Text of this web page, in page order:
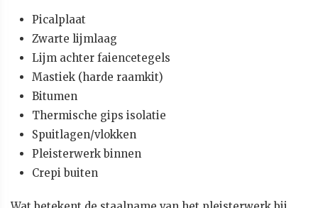
Picalplaat
Zwarte lijmlaag
Lijm achter faiencetegels
Mastiek (harde raamkit)
Bitumen
Thermische gips isolatie
Spuitlagen/vlokken
Pleisterwerk binnen
Crepi buiten